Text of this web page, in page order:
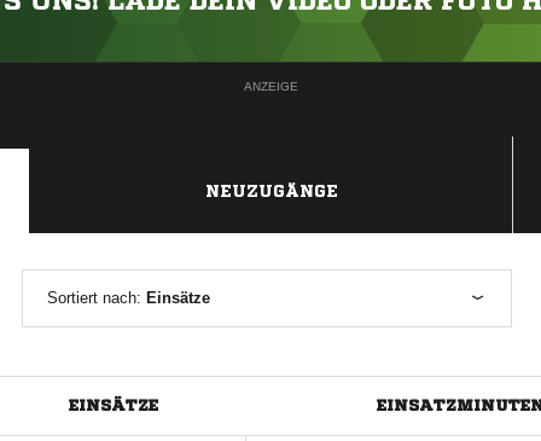
ANZEIGE
NEUZUGÄNGE
Sortiert nach: Einsätze
EINSÄTZE